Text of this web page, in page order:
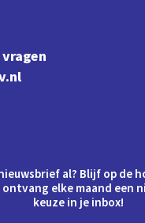
al? Blijf op de
elke maand een
keuze in je inbox!